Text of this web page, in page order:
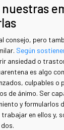
nuestras
consejo, pero
Según
ansiedad o
es algo
culpables o
de ánimo. Ser
y formularlos
en ellos y,